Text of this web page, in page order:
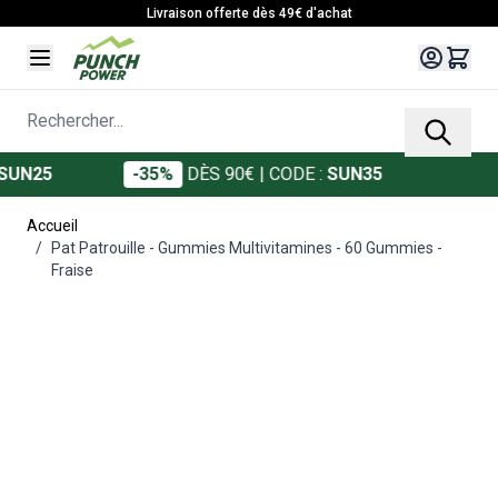
Livraison offerte dès 49€ d'achat
Rechercher...
-35% DÈS 90€| CODE :SUN35
Accueil
/
Pat Patrouille - Gummies Multivitamines - 60 Gummies -
Fraise